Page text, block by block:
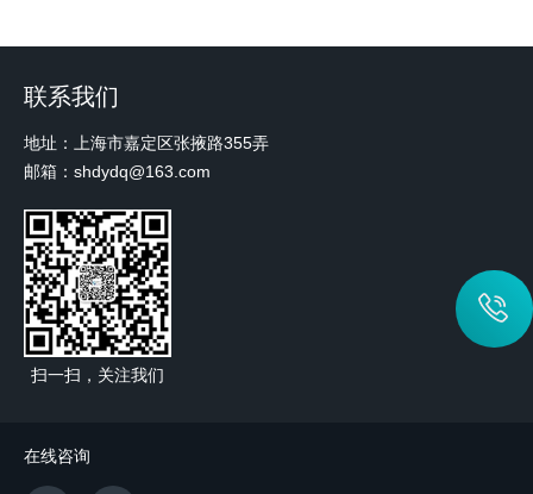
联系我们
地址：上海市嘉定区张掖路355弄
邮箱：shdydq@163.com
扫一扫，关注我们
在线咨询